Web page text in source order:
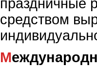
праздничные
средством